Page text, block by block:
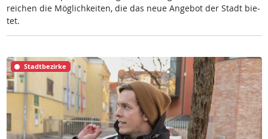
rei­chen die Mög­lich­kei­ten, die das neue An­ge­bot der Stadt bie­
tet.
Stadtbezirke